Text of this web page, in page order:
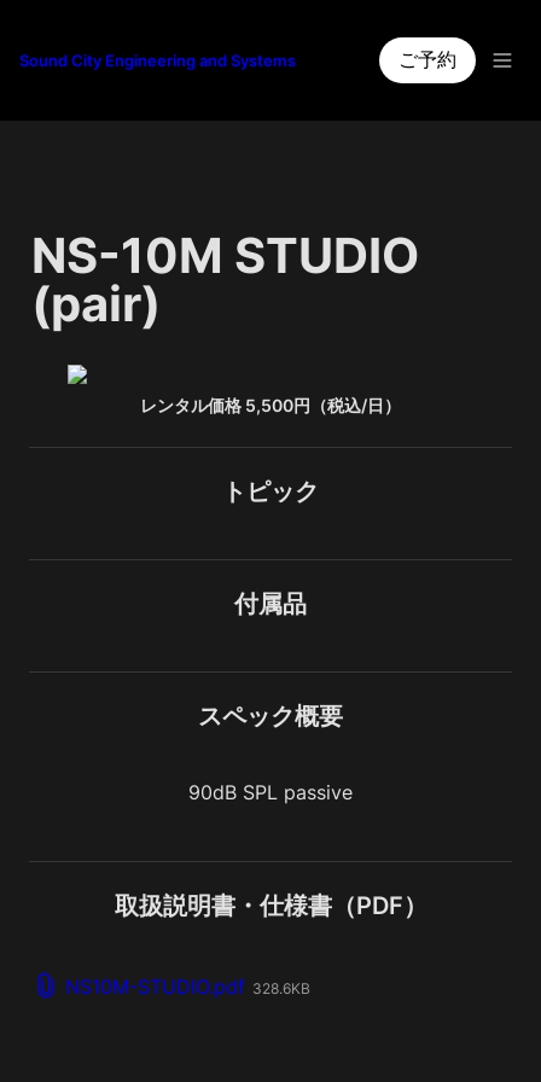
Sound City Engineering and Systems ご予約
NS-10M STUDIO
(pair)
レンタル価格 5,500円（税込/日）
トピック
付属品
スペック概要
90dB SPL passive
取扱説明書・仕様書（PDF）
NS10M-STUDIO.pdf 328.6KB